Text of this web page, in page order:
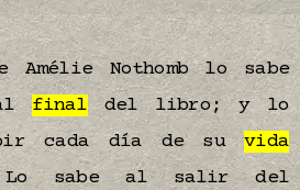
Amélie Nothomb lo sabe
alfinal del libro; y lo
cada día de suvida
Lo sabe al salir del